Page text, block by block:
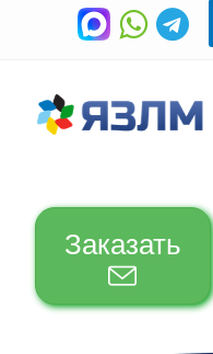
Заказать